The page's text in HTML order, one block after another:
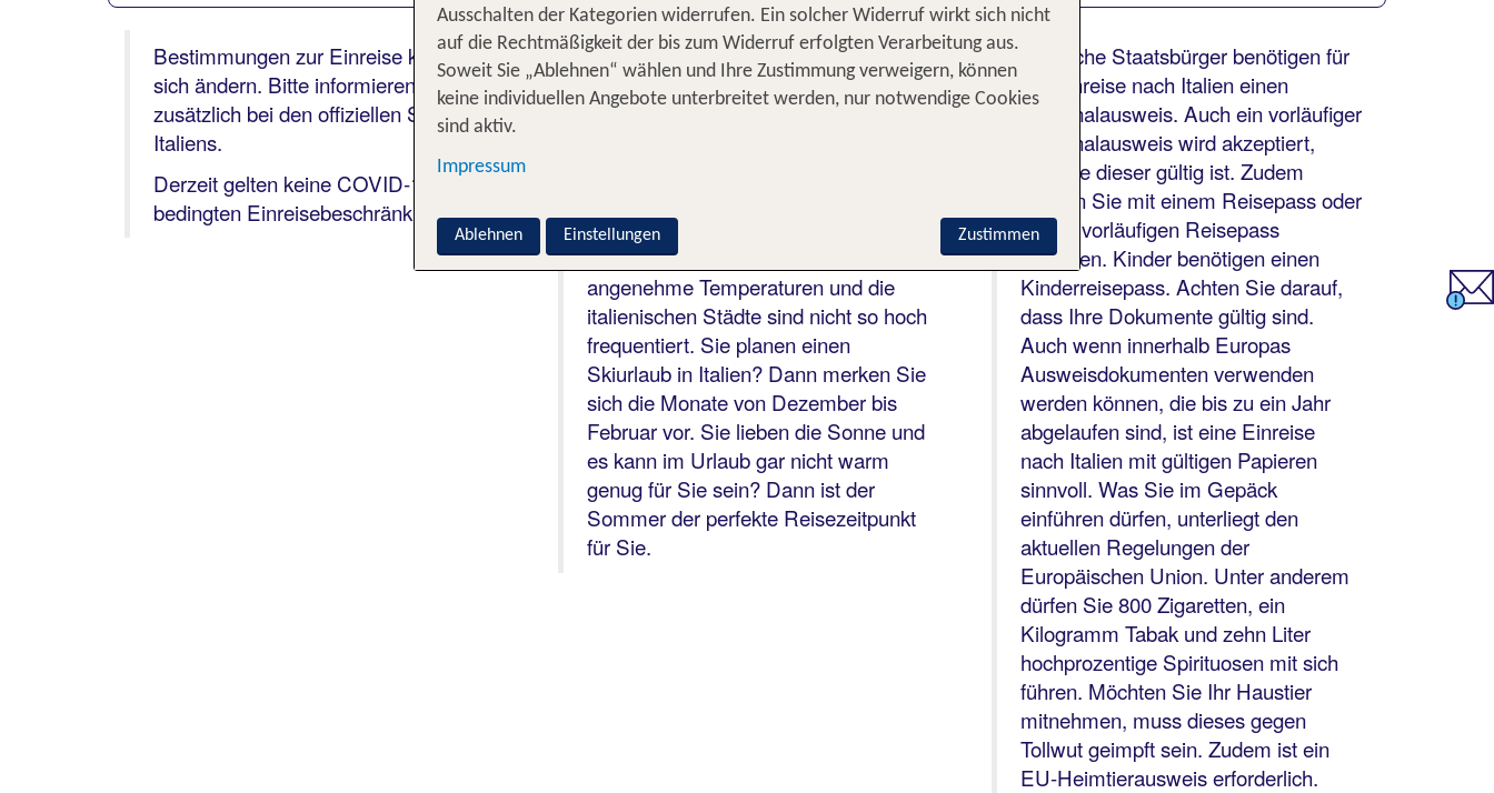
Bestimmungen zur Einreise können
sich ändern. Bitte informieren Sie sich
zusätzlich bei den offiziellen Stellen
Italiens.
Derzeit gelten keine COVID-19-
bedingten Einreisebeschränkungen.
Italien hat zu jeder Jahreszeit seinen
Charme. Je nachdem, was Sie in
Ihrem Urlaub machen wollen, eignen
Frühlings- und Herbstmonate an. Zu
diesem Zeitpunkt herrschen
angenehme Temperaturen und die
italienischen Städte sind nicht so hoch
frequentiert. Sie planen einen
Skiurlaub in Italien? Dann merken Sie
sich die Monate von Dezember bis
Februar vor. Sie lieben die Sonne und
es kann im Urlaub gar nicht warm
genug für Sie sein? Dann ist der
Sommer der perfekte Reisezeitpunkt
für Sie.
Deutsche Staatsbürger benötigen für
die Einreise nach Italien einen
Personalausweis. Auch ein vorläufiger
Personalausweis wird akzeptiert,
solange dieser gültig ist. Zudem
können Sie mit einem Reisepass oder
einem vorläufigen Reisepass
einreisen. Kinder benötigen einen
Kinderreisepass. Achten Sie darauf,
dass Ihre Dokumente gültig sind.
Auch wenn innerhalb Europas
Ausweisdokumenten verwenden
werden können, die bis zu ein Jahr
abgelaufen sind, ist eine Einreise
nach Italien mit gültigen Papieren
sinnvoll. Was Sie im Gepäck
einführen dürfen, unterliegt den
aktuellen Regelungen der
Europäischen Union. Unter anderem
dürfen Sie 800 Zigaretten, ein
Kilogramm Tabak und zehn Liter
hochprozentige Spirituosen mit sich
führen. Möchten Sie Ihr Haustier
mitnehmen, muss dieses gegen
Tollwut geimpft sein. Zudem ist ein
EU-Heimtierausweis erforderlich.
Ausschalten der Kategorien widerrufen. Ein solcher Widerruf wirkt sich nicht
auf die Rechtmäßigkeit der bis zum Widerruf erfolgten Verarbeitung aus.
Soweit Sie „Ablehnen“ wählen und Ihre Zustimmung verweigern, können
keine individuellen Angebote unterbreitet werden, nur notwendige Cookies
sind aktiv.
Impressum
Zustimmen
Ablehnen Einstellungen